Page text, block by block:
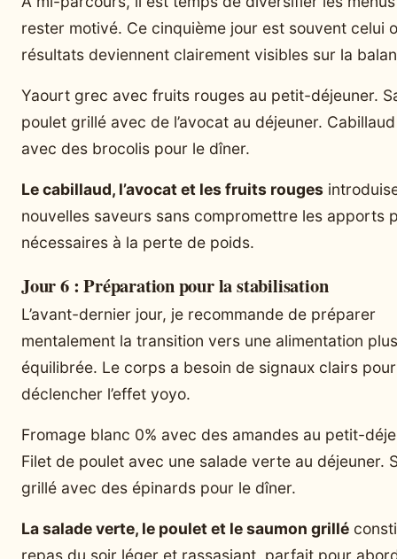
rester motivé. Ce cinquième jour est souvent celui
résultats deviennent clairement visibles sur la
Yaourt grec avec fruits rouges au petit-déjeuner.
poulet grillé avec de l’avocat au déjeuner.
avec des brocolis pour le dîner.
Le cabillaud, l’avocat et les fruits rouges
nouvelles saveurs sans compromettre les apports
nécessaires à la perte de poids.
Jour 6 : Préparation pour la stabilisation
L’avant-dernier jour, je recommande de préparer
mentalement la transition vers une alimentation plus
équilibrée. Le corps a besoin de signaux clairs
déclencher l’effet yoyo.
Fromage blanc 0% avec des amandes au petit-
Filet de poulet avec une salade verte au déjeuner.
grillé avec des épinards pour le dîner.
La salade verte, le poulet et le saumon grillé
repas du soir léger et rassasiant, parfait pour